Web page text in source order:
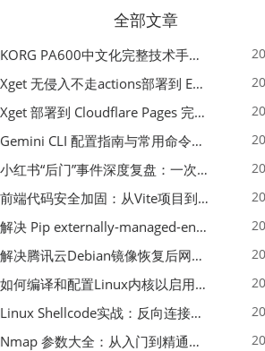
全部文章
KORG PA600中文化完整技术手册 - 从逆向到实现的全流程指南
Xget 无侵入不走actions部署到 EdgeOne Pages 指南
Xget 部署到 Cloudflare Pages 完整指南 - 无需修改源码的构建配置
Gemini CLI 配置指南与常用命令中文翻译 | API Key、MCP、代理设置
小红书“后门”事件深度复盘：一次沉默危机下的品牌、技术与流程三重考验
前端代码安全加固：从Vite项目到纯静态页面的深度混淆技术备忘
解决 Pip externally-managed-environment 错误：临时与永久绕过方案
解决腾讯云Debian镜像恢复后网络不通问题
如何编译和配置Linux内核以启用BBR2 | 内核编译教程
Linux Shellcode实战：反向连接、持久化、免杀技术详解（MSF,Cobalt Strike）- 从原理到C加载器实现
Nmap 参数大全：从入门到精通，掌握网络扫描的核心技巧